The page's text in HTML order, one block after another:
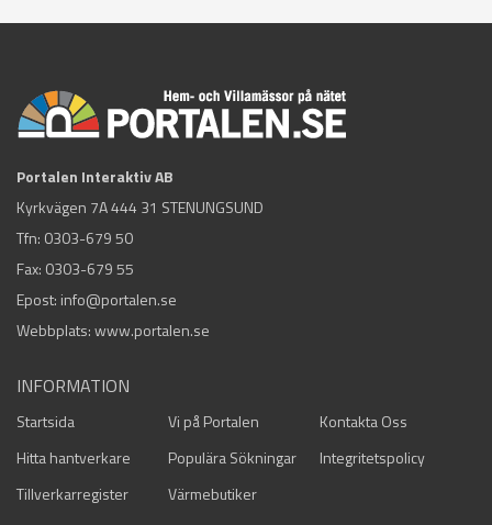
Portalen Interaktiv AB
Kyrkvägen 7A 444 31 STENUNGSUND
Tfn: 0303-679 50
Fax: 0303-679 55
Epost: info@portalen.se
Webbplats: www.portalen.se
INFORMATION
Startsida Vi på Portalen
Kontakta Oss
Hitta hantverkare
Populära Sökningar
Integritetspolicy
Tillverkarregister
Värmebutiker